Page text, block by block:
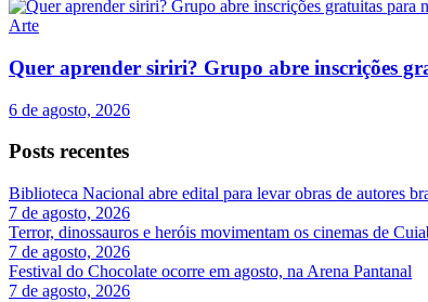
Arte
Quer aprender siriri? Grupo abre inscrições
6 de agosto, 2026
Posts recentes
Biblioteca Nacional abre edital para levar obras de autores
7 de agosto, 2026
Terror, dinossauros e heróis movimentam os cinemas de
7 de agosto, 2026
Festival do Chocolate ocorre em agosto, na Arena Pantanal
7 de agosto, 2026